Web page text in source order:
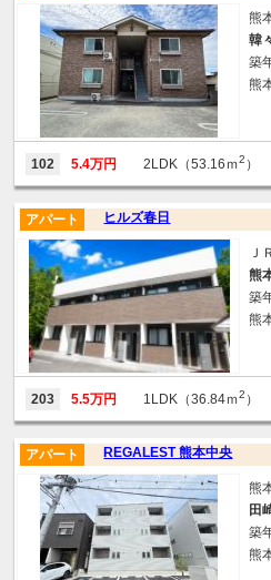
熊
韓
築
熊
102 5.4万円 2LDK（53.16ｍ2 ）
ヒルズ春日
アパート
Ｊ
熊
築
熊
203 5.5万円 1LDK（36.84ｍ2 ）
REGALEST 熊本中央
アパート
熊
田
築
熊